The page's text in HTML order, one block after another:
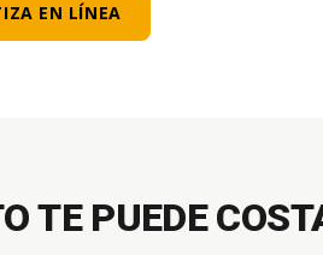
EN LÍNEA
TE PUEDE